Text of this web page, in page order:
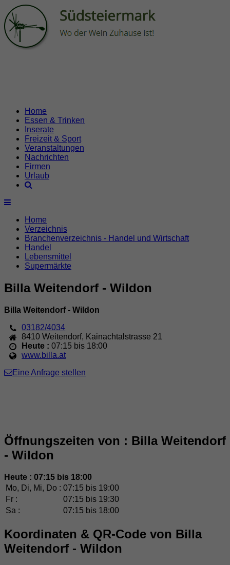
Home
Essen & Trinken
Inserate
Freizeit & Sport
Veranstaltungen
Nachrichten
Firmen
Urlaub
Home
Verzeichnis
Branchenverzeichnis - Handel und Wirtschaft
Handel
Lebensmittel
Supermärkte
Billa Weitendorf - Wildon
Billa Weitendorf - Wildon
03182/4034
8410 Weitendorf, Kainachtalstrasse 21
Heute :07:15 bis 18:00
www.billa.at
Eine Anfrage stellen
Öffnungszeiten von : Billa Weitendorf
- Wildon
Heute : 07:15 bis 18:00
Mo, Di, Mi, Do : 07:15 bis 19:00
Fr :
07:15 bis 19:30
Sa :
07:15 bis 18:00
Koordinaten & QR-Code von Billa
Weitendorf - Wildon